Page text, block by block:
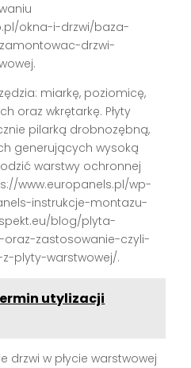
okna-i-drzwi/baza-
drzwi-
miarkę, poziomicę,
oraz wkrętarkę. Płyty
pilarką drobnozębną,
generujących wysoką
warstwy ochronnej
www.europanels.pl/wp-
instrukcje-montazu-
blog/plyta-
zastosowanie-czyli-
plyty-warstwowej/.
utylizacji
drzwi w płycie warstwowej